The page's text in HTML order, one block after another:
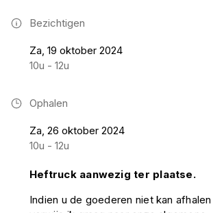
Bezichtigen
Za, 19 oktober 2024
10u - 12u
Ophalen
Za, 26 oktober 2024
10u - 12u
Heftruck aanwezig ter plaatse.
Indien u de goederen niet kan afhalen